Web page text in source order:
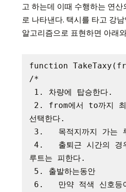
고 하는데 이때 수행하는 연
로 나타낸다. 택시를 타고 강
알고리즘으로 표현하면 아래
function
/*
선택한다.
루트는 피한다.